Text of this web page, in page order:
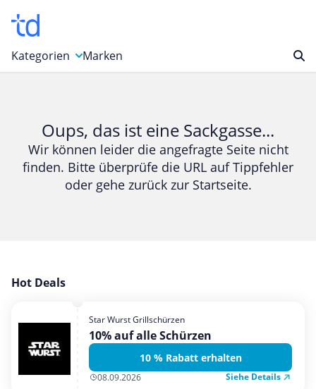
Kategorien
Bücher & Magazine
Computer & Elektronik
Entertainment & Media
Garten, Haushalt & Tiere
Mobilfunk & Internet
Mode & Accessoires
Shopping
Marken
Oups, das ist eine Sackgasse...
Wir können leider die angefragte Seite nicht
finden. Bitte überprüfe die URL auf Tippfehler
oder gehe zurück zur Startseite.
Hot Deals
Star Wurst Grillschürzen
10% auf alle Schürzen
10 % Rabatt erhalten
08.09.2026 Siehe Details